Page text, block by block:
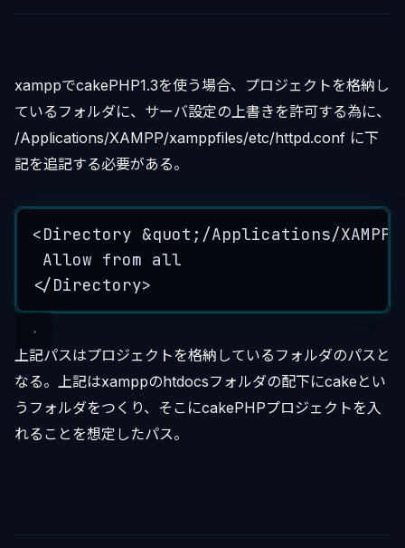
xamppでcakePHP1.3を使う場合、プロジェクトを格納し
ているフォルダに、サーバ設定の上書きを許可する為に、
/Applications/XAMPP/xamppfiles/etc/httpd.conf に下
記を追記する必要がある。
<Directory &quot ; /Applications/XAMPP
Allow from all
</Directory>
上記パスはプロジェクトを格納しているフォルダのパスと
なる。上記はxamppのhtdocsフォルダの配下にcakeとい
うフォルダをつくり、そこにcakePHPプロジェクトを入
れることを想定したパス。